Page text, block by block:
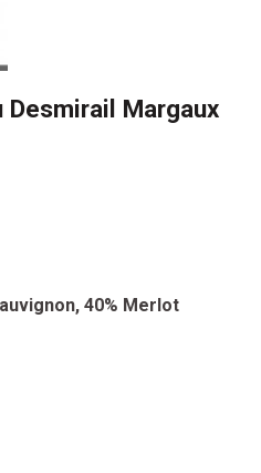
Desmirail Margaux
40% Merlot